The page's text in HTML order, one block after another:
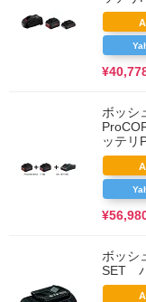
ボッシ
ッテリ
ボッシ
SET